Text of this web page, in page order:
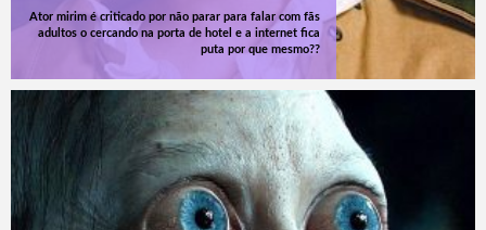
Ator mirim é criticado por não parar para falar com fãs
adultos o cercando na porta de hotel e a internet fica
puta por que mesmo??